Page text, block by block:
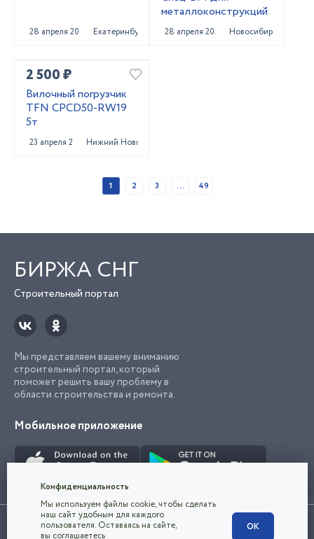
28 апреля 2025 Екатеринбург
металлоконструкций
28 апреля 2025 Новосибирск
2 500 ₽
Вилочный погрузчик
TFN CPCD50-RW19
5т
23 апреля 2025 Нижний Новгород
1 2 3 ... 49
БИРЖА СНГ
Строительный портал
Мы представляем вашему вниманию
строительный портал, который
поможет решить вашу проблему в
области строительства и ремонта.
Мобильное приложение
Использование сайта, в том числе подача объявлений, означает
согласие спользовательским соглашением
. Все логотипы и торговые
Конфиденциальность
Мы используем файлы cookie, чтобы сделать
наш сайт удобным для каждого
пользователя. Оставаясь на сайте,
вы соглашаетесь
ОК
Попробуйте
приложение "Биржа
Строительный портал,
специалистами России
и СНГ
4.8